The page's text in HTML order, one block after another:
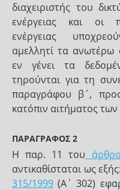
διαχειριστής του
ενέργειας και οι
ενέργειας
αμελλητί τα ανωτέρω
εν γένει τα
τηρούνται για τη
παραγράφου β΄,
κατόπιν αιτήματος
ΠΑΡΑΓΡΑΦΟΣ 2
Η παρ. 11 του
αντικαθίσταται ως
315/1999 (Α΄ 302)